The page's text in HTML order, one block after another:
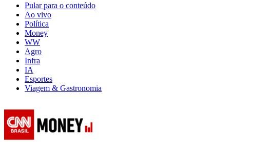
Pular para o conteúdo
Ao vivo
Política
Money
WW
Agro
Infra
IA
Esportes
Viagem & Gastronomia